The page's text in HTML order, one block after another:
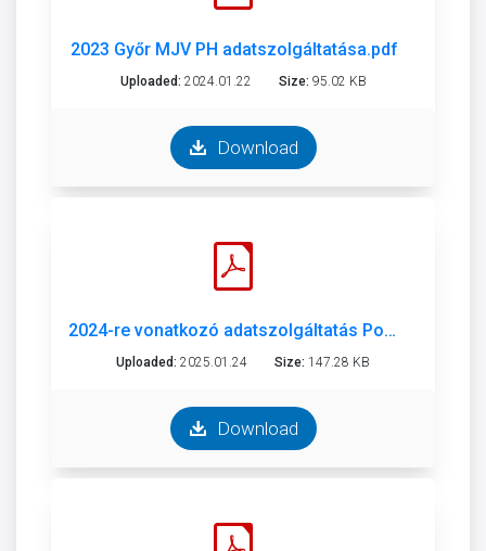
2023 Győr MJV PH adatszolgáltatása.pdf
Uploaded: 2024.01.22 Size: 95.02 KB
Download
2024-re vonatkozó adatszolgáltatás Polgármesteri Hivatal.pdf
Uploaded: 2025.01.24 Size: 147.28 KB
Download